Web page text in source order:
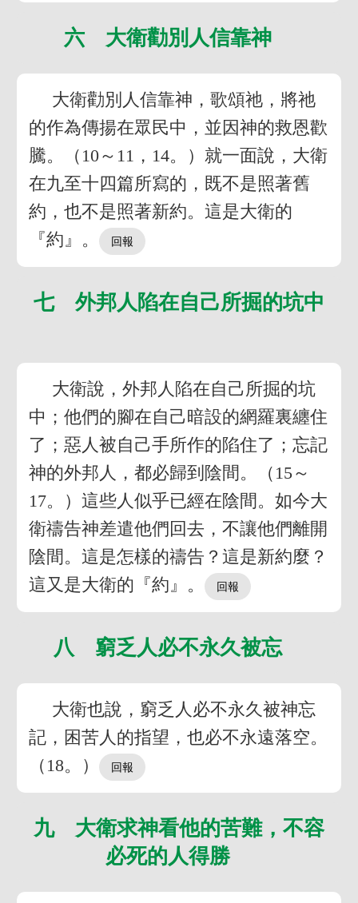
六 大衛勸別人信靠神
大衛勸別人信靠神，歌頌祂，將祂
的作為傳揚在眾民中，並因神的救恩歡
騰。（10～11，14。）就一面說，大衛
在九至十四篇所寫的，既不是照著舊
約，也不是照著新約。這是大衛的
『約』。
七 外邦人陷在自己所掘的坑中
大衛說，外邦人陷在自己所掘的坑
中；他們的腳在自己暗設的網羅裏纏住
了；惡人被自己手所作的陷住了；忘記
神的外邦人，都必歸到陰間。（15～
17。）這些人似乎已經在陰間。如今大
衛禱告神差遣他們回去，不讓他們離開
陰間。這是怎樣的禱告？這是新約麼？
這又是大衛的『約』。
八 窮乏人必不永久被忘
大衛也說，窮乏人必不永久被神忘
記，困苦人的指望，也必不永遠落空。
（18。）
九 大衛求神看他的苦難，不容
必死的人得勝